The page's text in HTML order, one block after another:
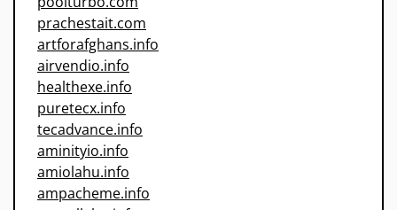
prachestait.com
artforafghans.info
airvendio.info
healthexe.info
puretecx.info
tecadvance.info
aminityio.info
amiolahu.info
ampacheme.info